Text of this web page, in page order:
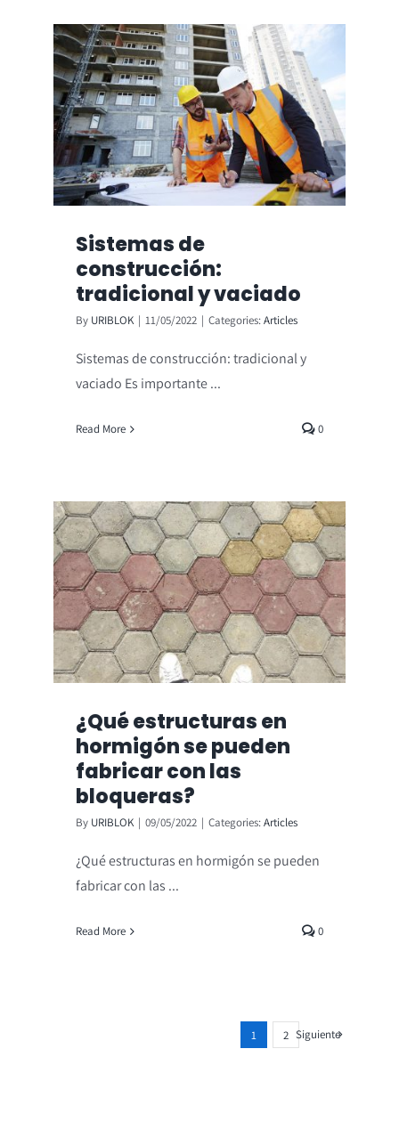
Sistemas de
construcción:
tradicional y vaciado
By URIBLOK | 11/05/2022 | Categories:Articles
Sistemas de construcción: tradicional y
vaciado Es importante ...
Read More 0
¿Qué estructuras en
hormigón se pueden
fabricar con las
bloqueras?
By URIBLOK | 09/05/2022 | Categories:Articles
¿Qué estructuras en hormigón se pueden
fabricar con las ...
Read More 0
1 2 Siguiente